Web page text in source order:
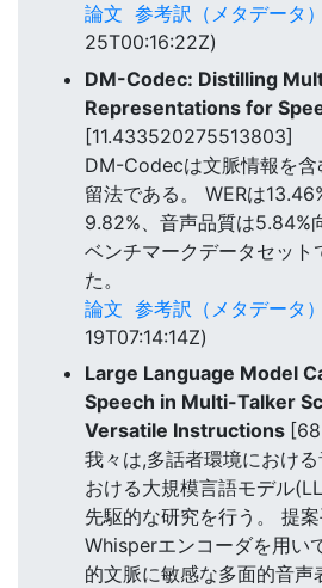
論文 参考訳（メタデータ）
25T00:16:22Z)
DM-Codec: Distilling
Representations for
[11.433520275513803]
DM-Codecは文脈情報を
留法である。 WERは
9.82%、音声品質は5.84%
ベンチマークデータセット
た。
論文 参考訳（メタデータ）
19T07:14:14Z)
Large Language Model
Speech in Multi-Talker
Versatile Instructions
我々は,多話者環境におけ
おける大規模言語モデル
先駆的な研究を行う。 提
Whisperエンコーダを用い
的文脈に敏感な多面的音